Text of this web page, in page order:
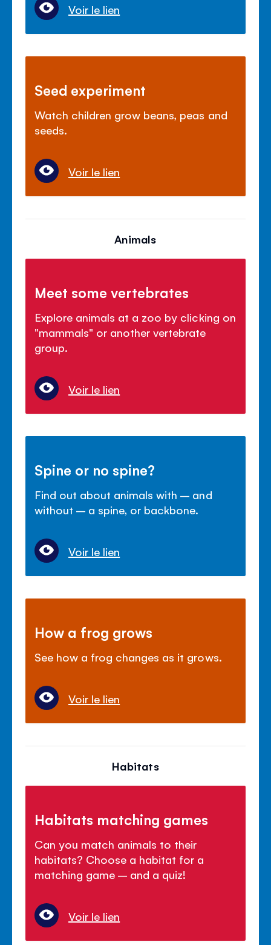
Voir le lien
Seed experiment
Watch children grow beans, peas and
seeds.
Voir le lien
Animals
Meet some vertebrates
Explore animals at a zoo by clicking on
"mammals" or another vertebrate
group.
Voir le lien
Spine or no spine?
Find out about animals with – and
without – a spine, or backbone.
Voir le lien
How a frog grows
See how a frog changes as it grows.
Voir le lien
Habitats
Habitats matching games
Can you match animals to their
habitats? Choose a habitat for a
matching game – and a quiz!
Voir le lien